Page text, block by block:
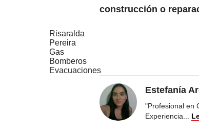
construcción o
Risaralda
Pereira
Gas
Bomberos
Evacuaciones
Estefanía
"Profesional en
Experiencia...